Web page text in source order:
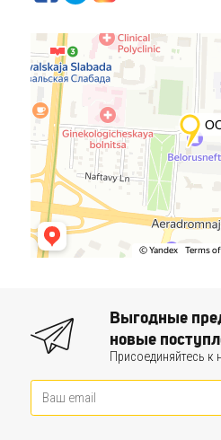
Выгодные
новые
Присоединяйтесь